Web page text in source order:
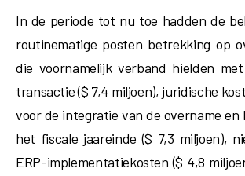
In de periode tot nu toe hadden de
routinematige posten betrekking op
die voornamelijk verband hielden
transactie ($ 7,4 miljoen), juridische
voor de integratie van de overname en
het fiscale jaareinde ($ 7,3 miljoen),
ERP-implementatiekosten ($ 4,8